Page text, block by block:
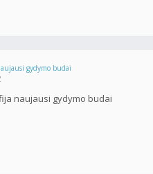
gydymo budai
naujausi gydymo budai